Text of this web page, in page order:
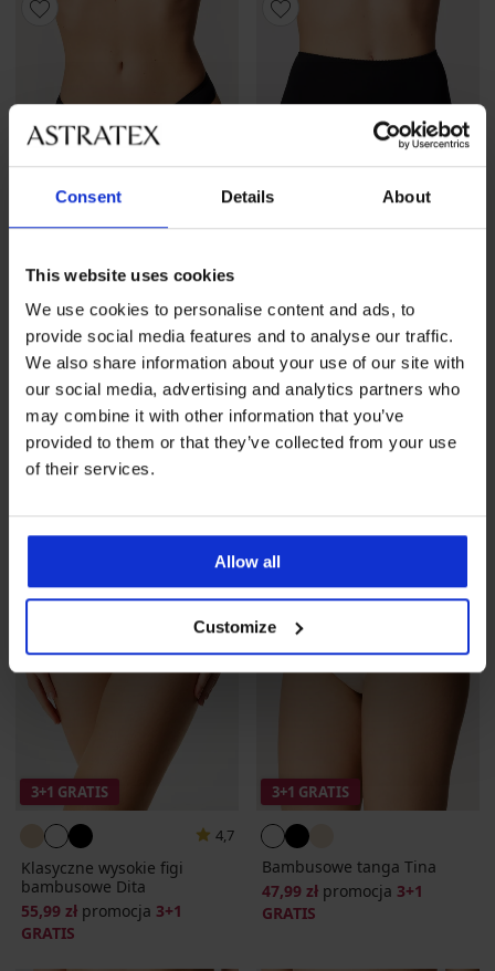
Consent Details About
This website uses cookies
We use cookies to personalise content and ads, to
provide social media features and to analyse our traffic.
We also share information about your use of our site with
our social media, advertising and analytics partners who
may combine it with other information that you’ve
provided to them or that they’ve collected from your use
of their services.
Allow all
Customize
3+1 GRATIS
Bambusowe tanga Tina
47,99 złpromocja 3+1
GRATIS
Majtki bambusowe Mona
wysokie
58,99 złpromocja 3+1
GRATIS
3+1 GRATIS
4,7
Klasyczne wysokie figi
bambusowe Dita
55,99 zł promocja 3+1
GRATIS
3+1 GRATIS
Bambusowe tanga Tina
47,99 zł promocja 3+1
GRATIS